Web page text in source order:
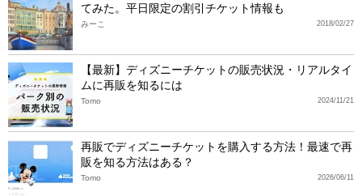
てみた。平日限定の割引チケット情報も
2018/02/27
みーこ
【最新】ディズニーチケットの販売状況・リアルタイ
ムに再販を知るには
2024/11/21
Tomo
再販でディズニーチケットを購入する方法！最速で再
販を知る方法はある？
2026/06/11
Tomo